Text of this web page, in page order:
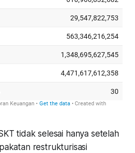
tidak selesai hanya setelah
restrukturisasi